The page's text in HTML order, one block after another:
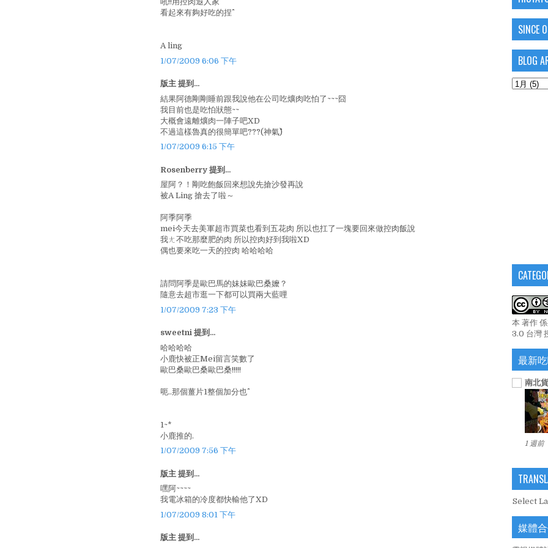
看起來有夠好吃的捏^^
A ling
1/07/2009 6:06 下午
版主 提到...
結果阿德剛剛睡前跟我說他在公司吃爌肉吃怕了~~~囧
我目前也是吃怕狀態~~
大概會遠離爌肉一陣子吧XD
不過這樣魯真的很簡單吧???(神氣^^)
1/07/2009 6:15 下午
Rosenberry 提到...
屋阿？！剛吃飽飯回來想說先搶沙發再說
被A Ling 搶去了啦～
阿季阿季
mei今天去美軍超市買菜也看到五花肉 所以也扛了一塊要回來做控肉飯說
我ㄤ不吃那麼肥的肉 所以控肉好到我啦XD
偶也要來吃一天的控肉 哈哈哈哈
請問阿季是歐巴馬的妹妹歐巴桑嬤？
隨意去超市逛一下都可以買兩大藍哩
1/07/2009 7:23 下午
sweetni 提到...
哈哈哈哈
小鹿快被正Mei留言笑數了
歐巴桑歐巴桑歐巴桑!!!!!
呃..那個薑片1整個加分也^^
1~*
小鹿推的.
1/07/2009 7:56 下午
版主 提到...
嘿阿~~~~
我電冰箱的冷度都快輸他了XD
1/07/2009 8:01 下午
版主 提到...
SINCE
BLOG
本 著作
3.0 台灣
最新
南北
1 週前
Select
媒體